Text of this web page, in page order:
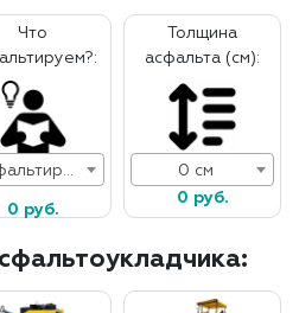
Что
0 руб.
Толщина
асфальта (см):
0 см
0 руб.